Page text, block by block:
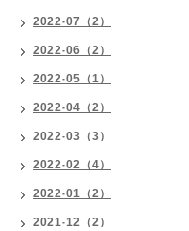
2022-07（2）
2022-06（2）
2022-05（1）
2022-04（2）
2022-03（3）
2022-02（4）
2022-01（2）
2021-12（2）